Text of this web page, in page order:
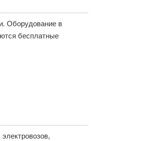
Оборудование в
бесплатные